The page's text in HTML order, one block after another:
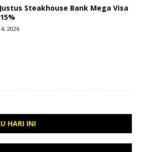
Steakhouse Bank Mega Visa
2026
HARI INI